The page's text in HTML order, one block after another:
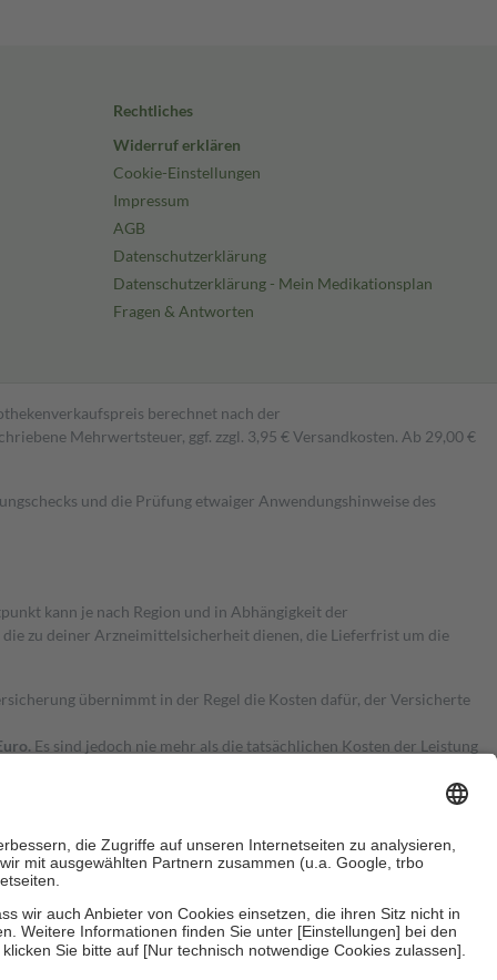
Rechtliches
Widerruf erklären
Cookie-Einstellungen
Impressum
AGB
Datenschutzerklärung
Datenschutzerklärung - Mein Medikationsplan
Fragen & Antworten
berechnet nach der
Mehrwertsteuer, ggf. zzgl. 3,95 € Versandkosten. Ab 29,00 €
und die Prüfung etwaiger Anwendungshinweise des
kann je nach Region und in Abhängigkeit der
zu deiner Arzneimittelsicherheit dienen, die Lieferfrist um die
übernimmt in der Regel die Kosten dafür, der Versicherte
Es sind jedoch nie mehr als die tatsächlichen Kosten der Leistung
Zuzahlungen an bei: